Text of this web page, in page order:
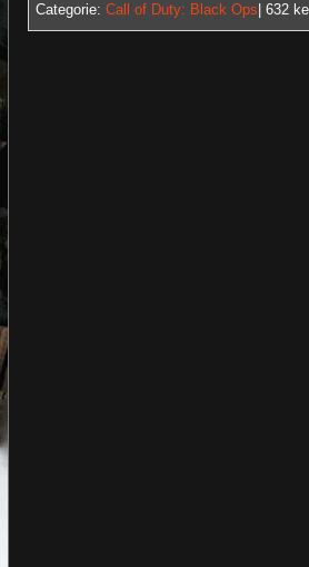
Categorie: Call of Duty: Black Ops | 632